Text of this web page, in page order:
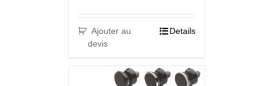
Ajouter au
devis
Details